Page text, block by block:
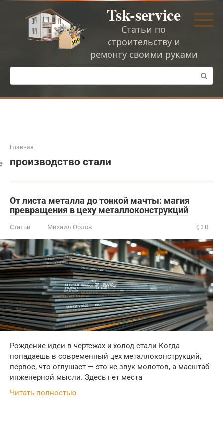
Перейти
Tsk-service
Статьи по
строительству и
ремонту своими руками
Поиск:
Главная
производство стали
От листа металла до тонкой мачты: магия
превращения в цеху металлоконструкций
Статьи Михаил Орлов 0
Рождение идеи в чертежах и холод стали Когда
попадаешь в современный цех металлоконструкций,
первое, что оглушает — это не звук молотов, а масштаб
инженерной мысли. Здесь нет места
Читать полностью